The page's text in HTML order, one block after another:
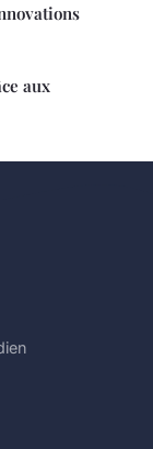
aux